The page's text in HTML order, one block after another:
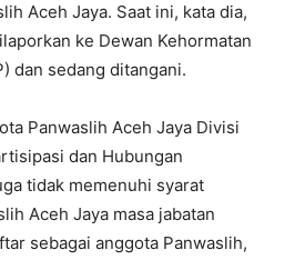
Aceh Jaya. Saat ini, kata dia,
ke Dewan Kehormatan
dan sedang ditangani.
Panwaslih Aceh Jaya Divisi
dan Hubungan
tidak memenuhi syarat
Aceh Jaya masa jabatan
sebagai anggota Panwaslih,